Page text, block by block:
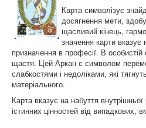
Карта символізує
досягнення мети,
щасливий кінець,
значення карти
призначення в професії. В
щастя. Цей Аркан є символом
слабкостями і недоліками, які
матеріального.
Карта вказує на набуття внутрішньої
істинних цінностей від випадкових,